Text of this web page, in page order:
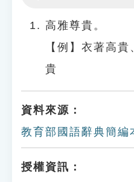
高雅尊貴。
【例】衣著高
貴
資料來源：
教育部國語辭典簡編
授權資訊：